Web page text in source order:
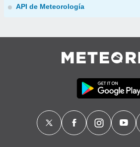
API de Meteorología